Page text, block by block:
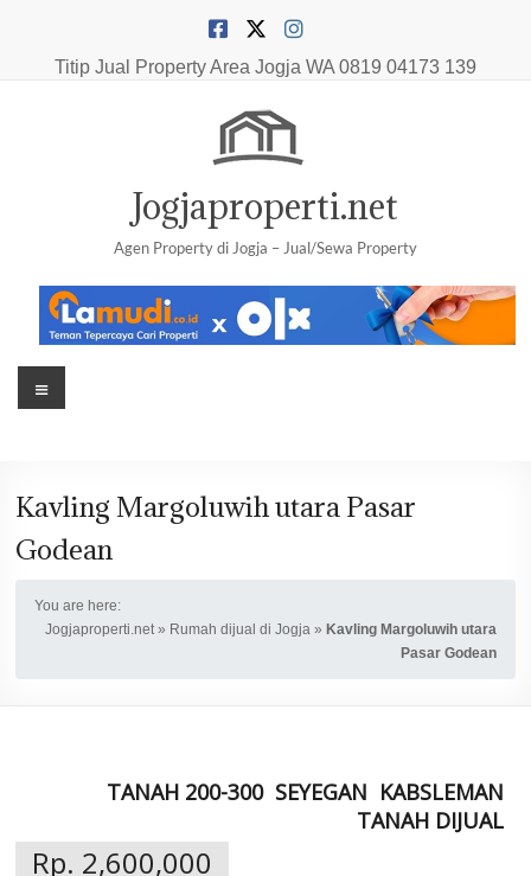
contentTitip Jual Property Area Jogja WA 0819 04173 139
Jogjaproperti.net
Agen Property di Jogja – Jual/Sewa Property
Menu
Kavling Margoluwih utara Pasar
Godean
You are here:
Jogjaproperti.net» Rumah dijual di Jogja » Kavling Margoluwih utara
Pasar Godean
KABSLEMAN
SEYEGAN
TANAH 200-300
TANAH DIJUAL
Rp. 2,600,000